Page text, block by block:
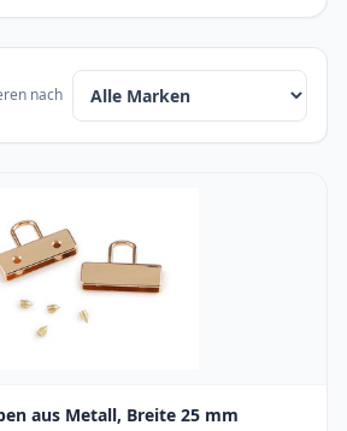
nach
aus Metall, Breite 25 mm